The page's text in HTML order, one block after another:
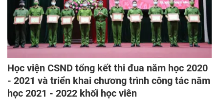
Học viện CSND tổng kết thi đua năm học 2020
- 2021 và triển khai chương trình công tác năm
học 2021 - 2022 khối học viên